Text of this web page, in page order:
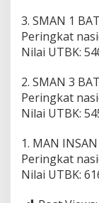
3. SMAN 1
Peringkat
Nilai UTBK:
2. SMAN 3
Peringkat
Nilai UTBK:
1. MAN
Peringkat
Nilai UTBK: